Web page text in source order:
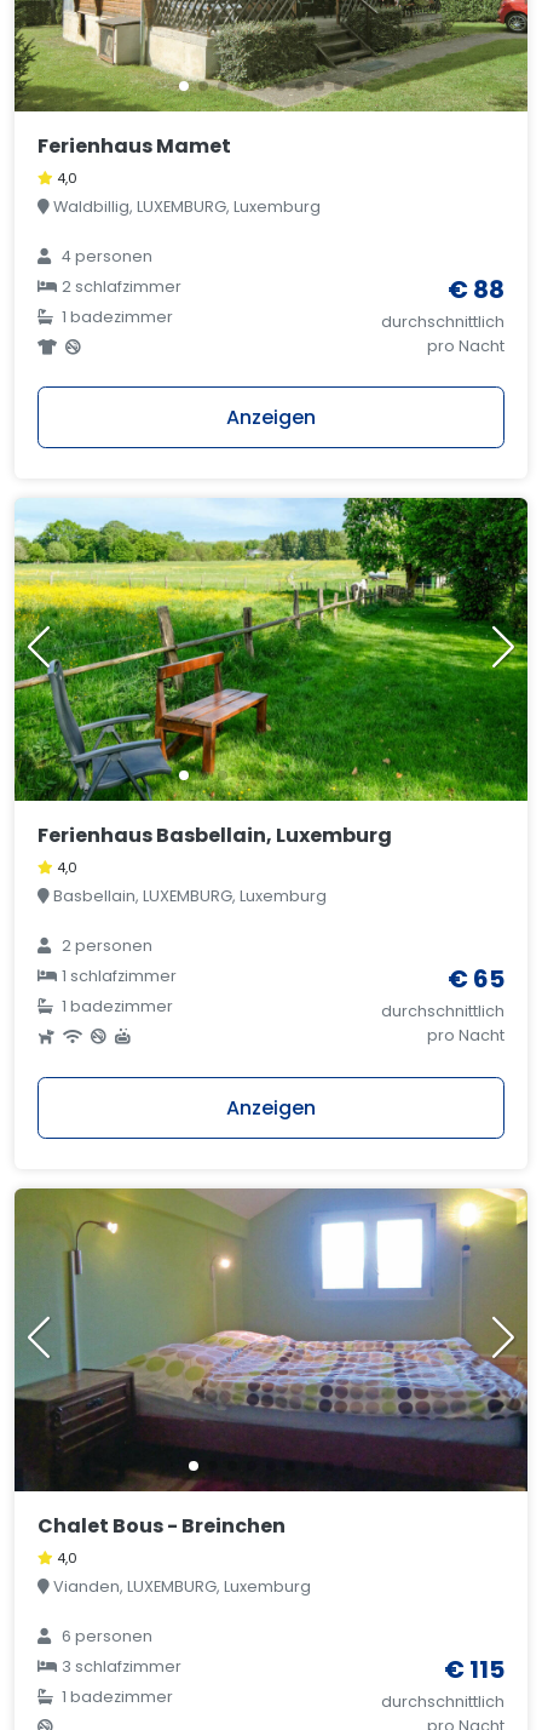
Ferienhaus Mamet
4,0
Waldbillig, LUXEMBURG, Luxemburg
4 personen
2 schlafzimmer
1 badezimmer
€ 88
durchschnittlich
pro Nacht
Anzeigen
Ferienhaus Basbellain, Luxemburg
4,0
Basbellain, LUXEMBURG, Luxemburg
2 personen
1 schlafzimmer
1 badezimmer
€ 65
durchschnittlich
pro Nacht
Anzeigen
Chalet Bous - Breinchen
4,0
Vianden, LUXEMBURG, Luxemburg
6 personen
3 schlafzimmer
1 badezimmer
€ 115
durchschnittlich
pro Nacht